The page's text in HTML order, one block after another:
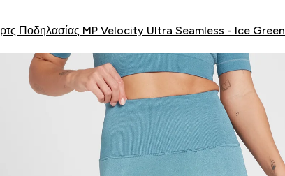
Ποδηλασίας MP Velocity Ultra Seamless - Ice Green